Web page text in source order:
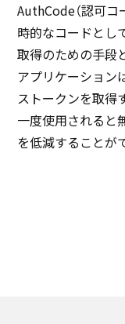
AuthCode（認可コ
時的なコードとし
取得のための手段
アプリケーション
ストークンを取得
一度使用されると
を低減することが